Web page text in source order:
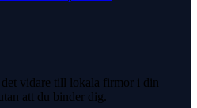
vidare till lokala firmor i din
att du binder dig.